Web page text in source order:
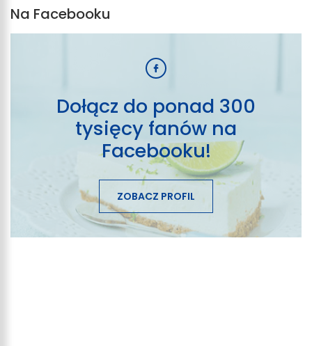
Na Facebooku
Dołącz do ponad 300
tysięcy fanów na
Facebooku!
ZOBACZ PROFIL